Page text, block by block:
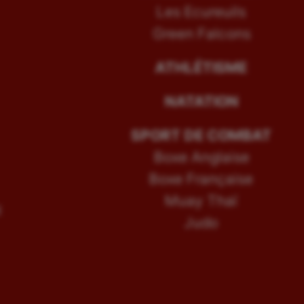
Les Ecureuils
Green Falcons
ATHLÉTISME
NATATION
SPORT DE COMBAT
Boxe Anglaise
Boxe Française
Muay Thaï
Judo